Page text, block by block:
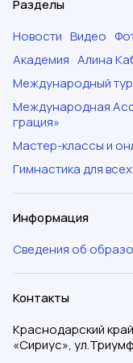
Разделы
Новости Видео
Академия Алина
Международный
Международная
грация»
Мастер-классы и
Гимнастика для всех
Информация
Сведения об
Контакты
Краснодарский
«Сириус»,